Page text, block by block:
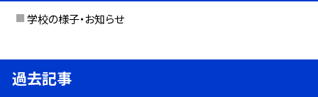
学校の様子・お知らせ
過去記事